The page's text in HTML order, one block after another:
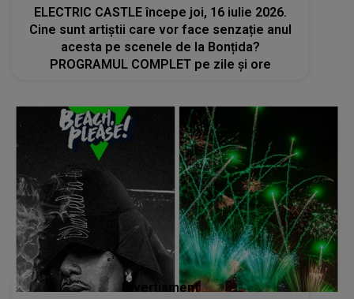
ELECTRIC CASTLE începe joi, 16 iulie 2026.
Cine sunt artiștii care vor face senzație anul
acesta pe scenele de la Bonțida?
PROGRAMUL COMPLET pe zile și ore
Divertisment